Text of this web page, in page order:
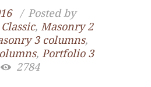
Posted by
Classic, Masonry 2
3 columns,
, Portfolio 3
2784